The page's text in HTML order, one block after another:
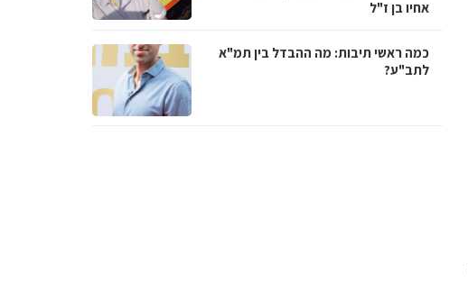
אחיו בן ז"ל
כמה ראשי תיבות: מה ההבדל בין תמ"א
לתב"ע?